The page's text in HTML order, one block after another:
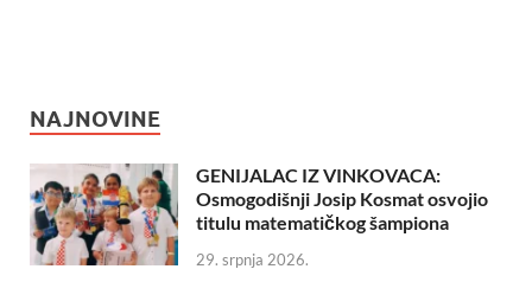
NAJNOVINE
GENIJALAC IZ VINKOVACA:
Osmogodišnji Josip Kosmat osvojio
titulu matematičkog šampiona
29. srpnja 2026.